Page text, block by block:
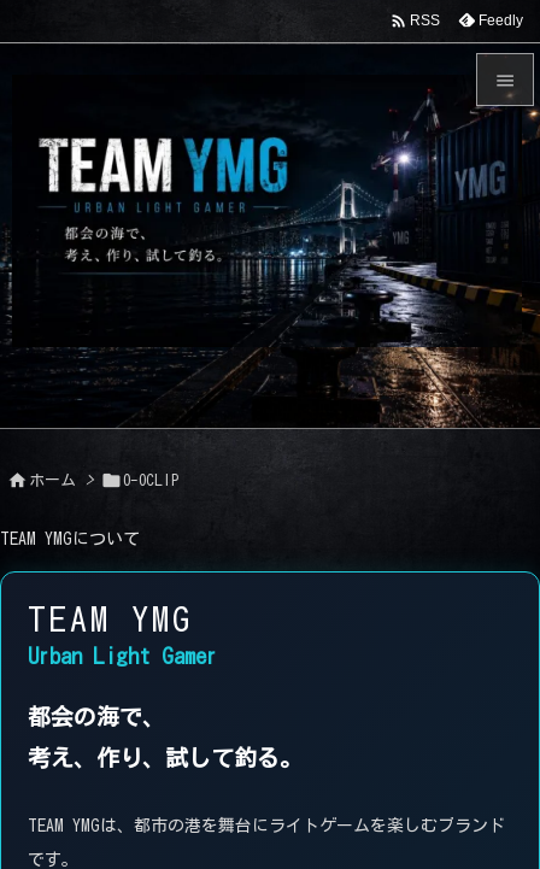


サイド



検索
 RSS Feedly
 ホーム > O-OCLIP
TEAM YMGについて
TEAM YMG
Urban Light Gamer
都会の海で、
考え、作り、試して釣る。
TEAM YMGは、都市の港を舞台にライトゲームを楽しむブランド
です。